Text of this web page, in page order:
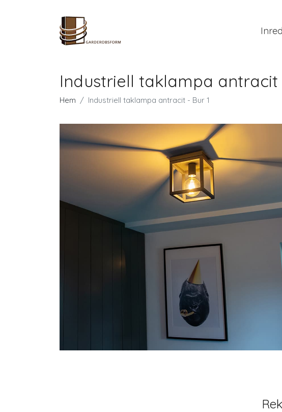
Industriell taklampa antracit
Hem Industriell taklampa antracit - Bur 1